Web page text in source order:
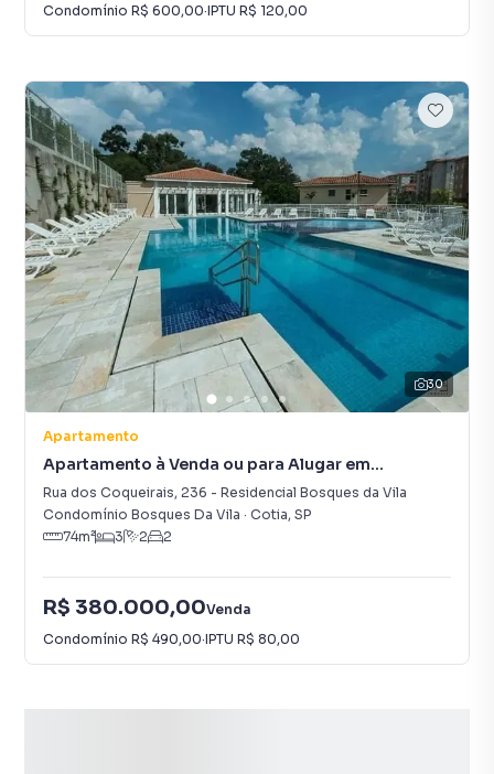
Condomínio R$ 600,00·IPTU R$ 120,00
30
Apartamento
Apartamento à Venda ou para Alugar em
Residencial Bosques da Vila
Rua dos Coqueirais, 236 - Residencial Bosques da Vila
Condomínio Bosques Da Vila · Cotia, SP
74m² 3 2 2
R$ 380.000,00Venda
Condomínio R$ 490,00·IPTU R$ 80,00